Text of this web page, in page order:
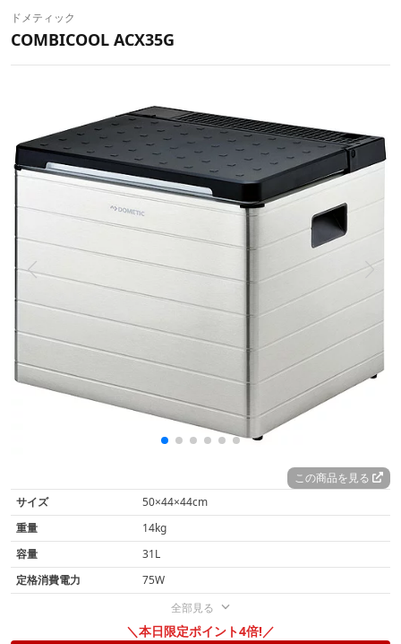
ドメティック
COMBICOOL ACX35G
この商品を見る
サイズ
50×44×44cm
重量
14kg
容量
31L
定格消費電力
75W
全部見る
＼本日限定ポイント4倍!／